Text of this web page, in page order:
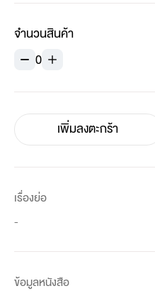
จำนวนสินค้า
0
เพิ่มลงตะกร้า
เรื่องย่อ
-
ข้อมูลหนังสือ